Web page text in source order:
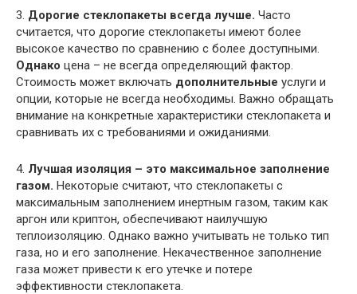
3. Дорогие стеклопакеты всегда лучше. Часто
считается, что дорогие стеклопакеты имеют более
высокое качество по сравнению с более доступными.
Однако цена – не всегда определяющий фактор.
Стоимость может включать дополнительные услуги и
опции, которые не всегда необходимы. Важно обращать
внимание на конкретные характеристики стеклопакета и
сравнивать их с требованиями и ожиданиями.
4. Лучшая изоляция – это максимальное заполнение
газом. Некоторые считают, что стеклопакеты с
максимальным заполнением инертным газом, таким как
аргон или криптон, обеспечивают наилучшую
теплоизоляцию. Однако важно учитывать не только тип
газа, но и его заполнение. Некачественное заполнение
газа может привести к его утечке и потере
эффективности стеклопакета.